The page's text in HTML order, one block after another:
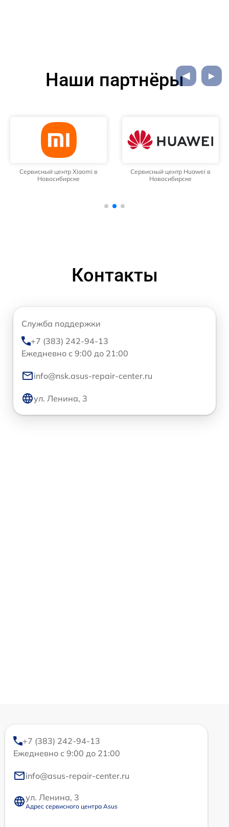
Наши партнёры
Сервисный центр Xiaomi в
Новосибирске
Сервисный центр Huawei в
Новосибирске
Контакты
Служба поддержки
+7 (383) 242-94-13
Ежедневно с 9:00 до 21:00
info@nsk.asus-repair-center.ru
ул. Ленина, 3
+7 (383) 242-94-13
Ежедневно с 9:00 до 21:00
info@asus-repair-center.ru
ул. Ленина, 3
Адрес сервисного центра Asus